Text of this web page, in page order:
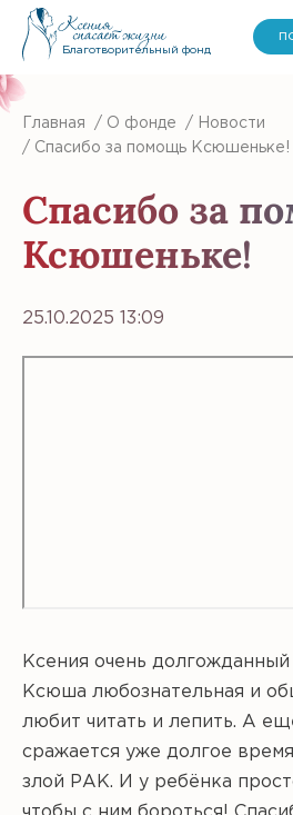
Благотворительный фонд
Главная / О фонде /
Новости
/ Спасибо за помощь Ксюшеньке!
Спасибо за
Ксюшеньке!
25.10.2025 13:09
Ксения очень
Ксюша любознательная и
любит читать и лепить. А
сражается уже долгое
злой РАК. И у ребёнка